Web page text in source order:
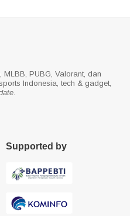
MLBB, PUBG, Valorant, dan
Indonesia, tech & gadget,
.
Supported by